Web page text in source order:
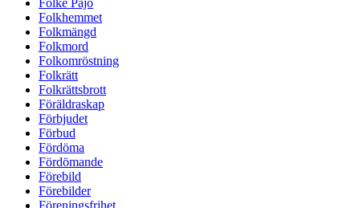
Folkhemmet
Folkmängd
Folkmord
Folkomröstning
Folkrätt
Folkrättsbrott
Föräldraskap
Förbjudet
Förbud
Fördöma
Fördömande
Förebild
Förebilder
Föreningsfrihet